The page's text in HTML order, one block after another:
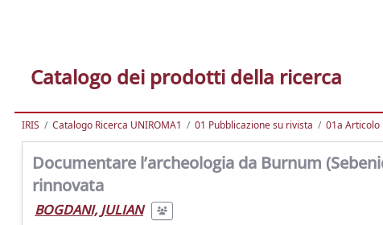
Catalogo dei prodotti della ricerca
IRIS Catalogo Ricerca UNIROMA1 01 Pubblicazione su rivista 01a Articolo
Documentare l’archeologia da Burnum
rinnovata
BOGDANI, JULIAN